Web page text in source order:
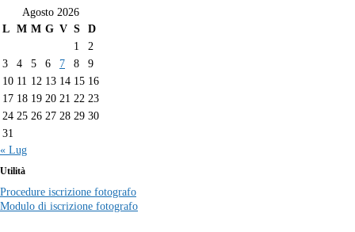
Agosto 2026
L M M G V S
D
1
2
3
4 5 6 7 8
9
10 11 12 13 14 15 16
17 18 19 20 21 22 23
24 25 26 27 28 29 30
31
« Lug
Utilità
Procedure iscrizione fotografo
Modulo di iscrizione fotografo